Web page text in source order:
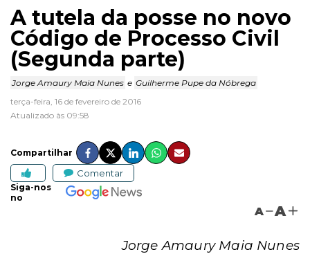
A tutela da posse no novo
Código de Processo Civil
(Segunda parte)
Jorge Amaury Maia Nunes e Guilherme Pupe da Nóbrega
terça-feira, 16 de fevereiro de 2016
Atualizado às 09:58
Compartilhar
Comentar
Siga-nos
no
A A
Jorge Amaury Maia Nunes